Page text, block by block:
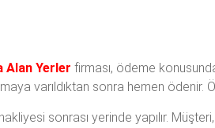
Alan Yerler firması, ödeme
varıldıktan sonra hemen
sonrası yerinde yapılır.